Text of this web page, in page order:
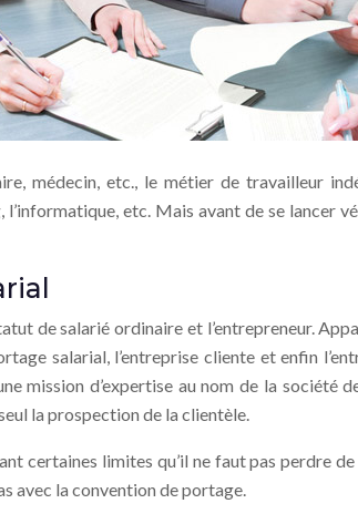
médecin, etc., le métier de travailleur
etc. Mais avant de se lancer
de salarié ordinaire et l’entrepreneur.
salarial, l’entreprise cliente et enfin
mission d’expertise au nom de la société
la prospection de la clientèle.
certaines limites qu’il ne faut pas perdre de
avec la convention de portage.